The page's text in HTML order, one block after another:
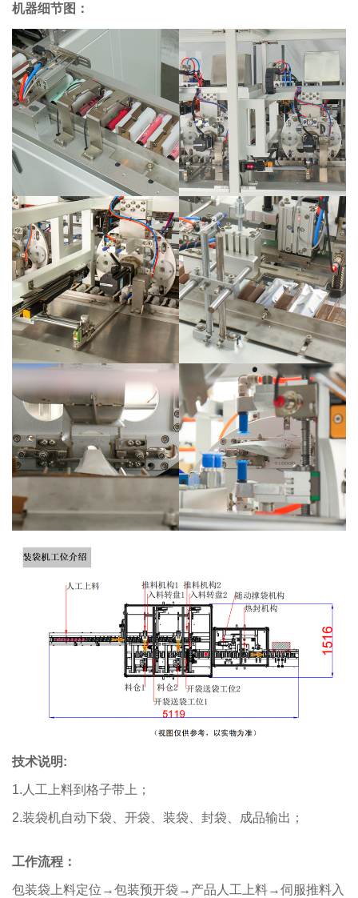
机器细节图：
技术说明:
1.人工上料到格子带上；
2.装袋机自动下袋、开袋、装袋、封袋、成品输出；
工作流程：
包装袋上料定位→包装预开袋→产品人工上料→伺服推料入